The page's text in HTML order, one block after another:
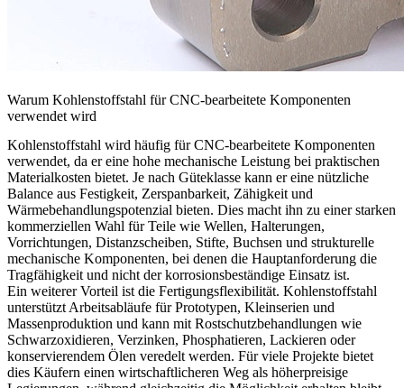
Warum Kohlenstoffstahl für CNC-bearbeitete Komponenten
verwendet wird
Kohlenstoffstahl wird häufig für CNC-bearbeitete Komponenten
verwendet, da er eine hohe mechanische Leistung bei praktischen
Materialkosten bietet. Je nach Güteklasse kann er eine nützliche
Balance aus Festigkeit, Zerspanbarkeit, Zähigkeit und
Wärmebehandlungspotenzial bieten. Dies macht ihn zu einer starken
kommerziellen Wahl für Teile wie Wellen, Halterungen,
Vorrichtungen, Distanzscheiben, Stifte, Buchsen und strukturelle
mechanische Komponenten, bei denen die Hauptanforderung die
Tragfähigkeit und nicht der korrosionsbeständige Einsatz ist.
Ein weiterer Vorteil ist die Fertigungsflexibilität. Kohlenstoffstahl
unterstützt Arbeitsabläufe für Prototypen, Kleinserien und
Massenproduktion und kann mit Rostschutzbehandlungen wie
Schwarzoxidieren, Verzinken, Phosphatieren, Lackieren oder
konservierendem Ölen veredelt werden. Für viele Projekte bietet
dies Käufern einen wirtschaftlicheren Weg als höherpreisige